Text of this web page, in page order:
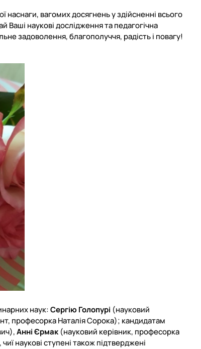
наснаги, вагомих досягнень у здійсненні всього
Ваші наукові дослідження та педагогічна
задоволення, благополуччя, радість і повагу!
наук:Сергію Голопурі (науковий
професорка Наталія Сорока); кандидатам
Анні Єрмак (науковий керівник, професорка
наукові ступені також підтверджені